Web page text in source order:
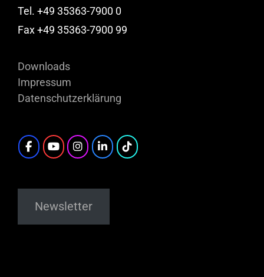
Tel. +49 35363-7900 0
Fax +49 35363-7900 99
Downloads
Impressum
Datenschutzerklärung
Newsletter